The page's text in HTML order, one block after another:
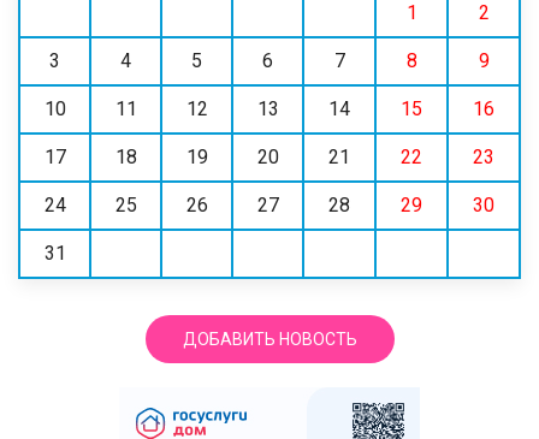
1 2
3 4 5 6 7 8 9
10 11 12 13 14 15 16
17 18 19 20 21 22 23
24 25 26 27 28 29 30
31
ДОБАВИТЬ НОВОСТЬ